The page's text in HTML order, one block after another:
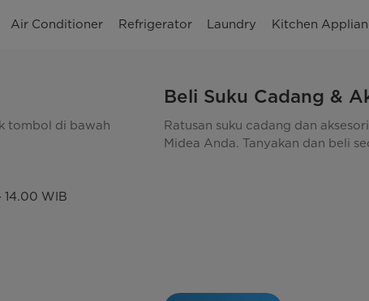
Air Conditioner Refrigerator Laundry Kitchen
tombol di bawah
14.00 WIB
Beli Suku Cadang &
Ratusan suku cadang dan
Midea Anda. Tanyakan dan beli